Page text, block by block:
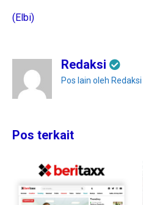
(Elbi)
Redaksi
Pos lain oleh Redaksi
Pos terkait